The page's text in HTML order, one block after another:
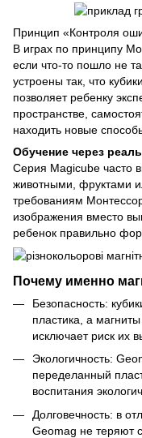
Принцип «Контроля
В играх по принципу
если что-то пошло не
устроены так, что
позволяет ребенку
пространстве,
находить новые
Обучение через
Серия Magicube часто
животными, фруктами
требованиям
изображения вместо
ребенок правильно
Почему именно
Безопасность:
пластика, а
исключает риск их
Экологичность:
переделанный
воспитания
Долговечность: в
Geomag не теряют